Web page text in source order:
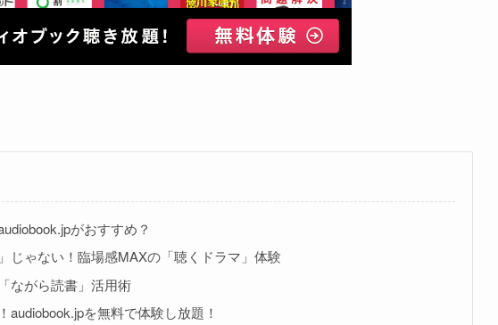
がおすすめ？
じゃない！臨場感MAXの「聴くドラマ」体験
ながら読書」活用術
audiobook.jpを無料で体験し放題！